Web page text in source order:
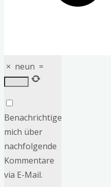
× neun =
Benachrichtige
mich über
nachfolgende
Kommentare
via E-Mail.